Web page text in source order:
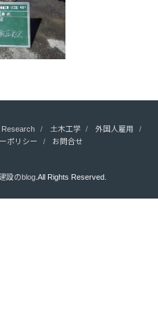
Research 土木工学
外国人雇用
ポリシー お問合せ
設のblog.All Rights Reserved.